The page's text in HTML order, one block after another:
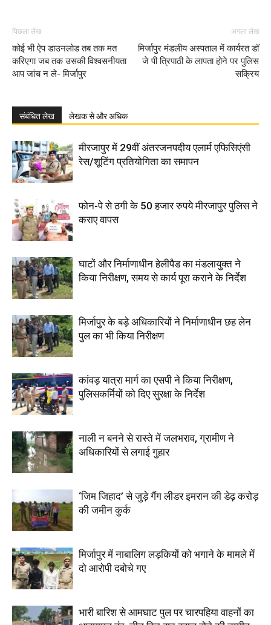
पिछला लेख
कोई भी ऐप डाउनलोड तब तक मत
करिएगा जब तक उसकी विश्वसनीयता
आप जांच न ले- मिर्जापुर
अगला लेख
मिर्जापुर मंडलीय अस्पताल में कार्यरत डॉ
जे पी त्रिपाठी के लापता होने पर पुलिस
सक्रिय
संबंधित लेख लेखक से और अधिक
मीरजापुर में 29वीं अंतरजनपदीय एलार्म एफिसिएंसी
रेस/शूटिंग प्रतियोगिता का समापन
फोन-पे से ठगी के 50 हजार रुपये मीरजापुर पुलिस ने
कराए वापस
घाटों और निर्माणाधीन हेलीपैड का मंडलायुक्त ने
किया निरीक्षण, समय से कार्य पूरा कराने के निर्देश
मिर्जापुर के बड़े अधिकारियों ने निर्माणाधीन छह लेन
पुल का भी किया निरीक्षण
कांवड़ यात्रा मार्ग का एसपी ने किया निरीक्षण,
पुलिसकर्मियों को दिए सुरक्षा के निर्देश
नाली न बनने से रास्ते में जलभराव, ग्रामीण ने
अधिकारियों से लगाई गुहार
‘जिम जिहाद’ से जुड़े गैंग लीडर इमरान की डेढ़ करोड़
की जमीन कुर्क
मिर्जापुर में नाबालिग लड़कियों को भगाने के मामले में
दो आरोपी दबोचे गए
भारी बारिश से आमघाट पुल पर चारपहिया वाहनों का